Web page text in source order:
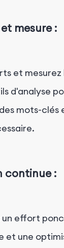
mesure :
et
d'analyse
mots-clés
continue :
un effort
et une